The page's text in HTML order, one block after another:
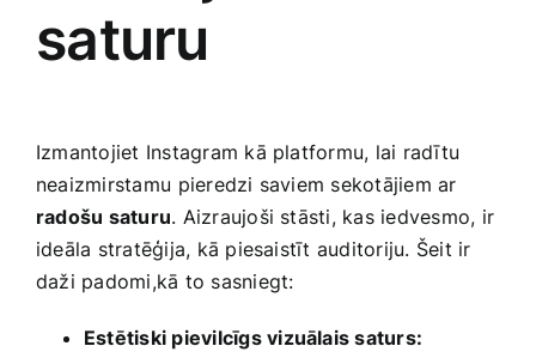
saturu
Izmantojiet Instagram ‍kā platformu, lai ​radītu⁣
neaizmirstamu ⁣pieredzi saviem sekotājiem ar
radošu saturu. Aizraujoši stāsti, kas ‌iedvesmo, ir‌
ideāla stratēģija, ​kā‍ piesaistīt auditoriju. Šeit⁤ ir
daži padomi,kā to ​sasniegt:
Estētiski‍ pievilcīgs vizuālais saturs: